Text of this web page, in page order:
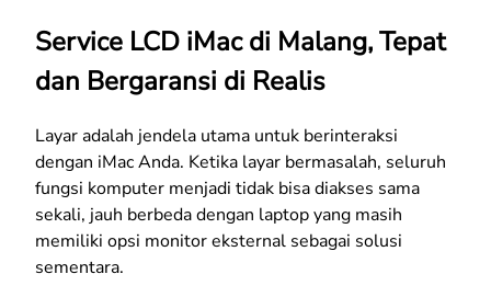
Service LCD iMac di Malang, Tepat
dan Bergaransi di Realis
Layar adalah jendela utama untuk berinteraksi
dengan iMac Anda. Ketika layar bermasalah, seluruh
fungsi komputer menjadi tidak bisa diakses sama
sekali, jauh berbeda dengan laptop yang masih
memiliki opsi monitor eksternal sebagai solusi
sementara.